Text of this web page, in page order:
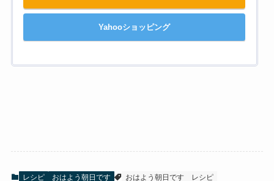
Yahooショッピング
レシピ おはよう朝日です おはよう朝日です レシピ